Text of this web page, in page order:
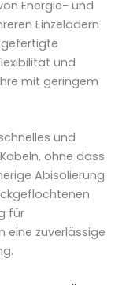
Energie- und
Einzeladern
und
mit geringem
und
ohne dass
Abisolierung
für
eine zuverlässige